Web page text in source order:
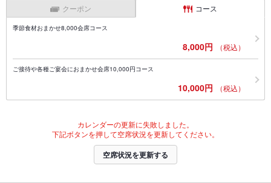
クーポン コース
季節食材おまかせ8,000会席コース
8,000円 （税込）
ご接待や各種ご宴会におまかせ会席10,000円コース
10,000円 （税込）
カレンダーの更新に失敗しました。
下記ボタンを押して空席状況を更新してください。
空席状況を更新する